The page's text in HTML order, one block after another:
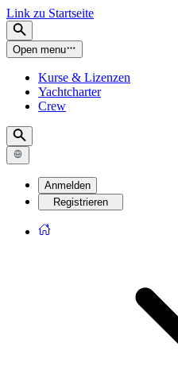
Link zu Startseite
Open menu
Kurse & Lizenzen
Yachtcharter
Crew
Anmelden
Registrieren